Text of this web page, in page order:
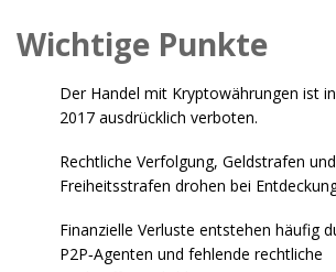
Wichtige Punkte
Der Handel mit Kryptowährungen ist
2017 ausdrücklich verboten.
Rechtliche Verfolgung, Geldstrafen
Freiheitsstrafen drohen bei
Finanzielle Verluste entstehen häufig
P2P‑Agenten und fehlende rechtliche